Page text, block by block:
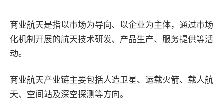
商业航天是指以市场为导向、以企业为主体，通过市场
化机制开展的航天技术研发、产品生产、服务提供等活
动。
商业航天产业链主要包括人造卫星、运载火箭、载人航
天、空间站及深空探测等方向。